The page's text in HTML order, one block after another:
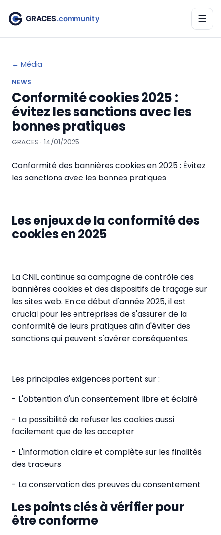
☰
← Média
NEWS
Conformité cookies 2025 :
évitez les sanctions avec les
bonnes pratiques
GRACES · 14/01/2025
Conformité des bannières cookies en 2025 : Évitez
les sanctions avec les bonnes pratiques
Les enjeux de la conformité des
cookies en 2025
La CNIL continue sa campagne de contrôle des
bannières cookies et des dispositifs de traçage sur
les sites web. En ce début d'année 2025, il est
crucial pour les entreprises de s'assurer de la
conformité de leurs pratiques afin d'éviter des
sanctions qui peuvent s'avérer conséquentes.
Les principales exigences portent sur :
- L'obtention d'un consentement libre et éclairé
- La possibilité de refuser les cookies aussi
facilement que de les accepter
- L'information claire et complète sur les finalités
des traceurs
- La conservation des preuves du consentement
Les points clés à vérifier pour
être conforme